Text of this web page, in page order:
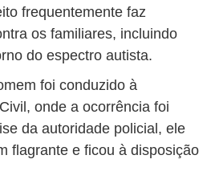
frequentemente faz
os familiares, incluindo
do espectro autista.
foi conduzido à
onde a ocorrência foi
da autoridade policial, ele
flagrante e ficou à disposição